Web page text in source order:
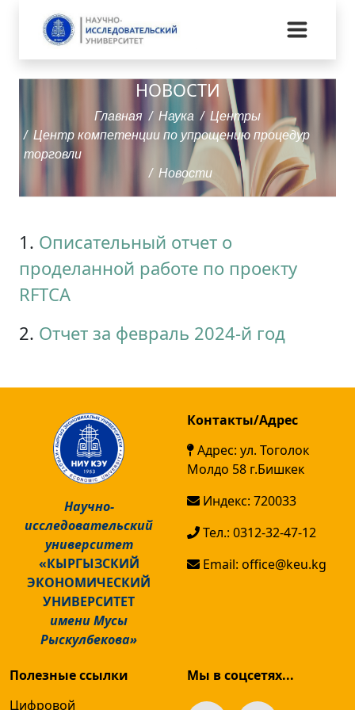
НОВОСТИ
Главная Наука
Центры
Центр компетенции по упрощению процедур
торговли
Новости
1. Описательный отчет о
проделанной работе по проекту
RFTCA
2. Отчет за февраль 2024-й год
Научно-
исследовательский
университет
«КЫРГЫЗСКИЙ
ЭКОНОМИЧЕСКИЙ
УНИВЕРСИТЕТ
имени Мусы
Рыскулбекова»
Контакты/Адрес
Адрес: ул. Тоголок
Молдо 58 г.Бишкек
Индекс: 720033
Тел.: 0312-32-47-12
Email: office@keu.kg
Полезные ссылки
Цифровой
Мы в соцсетях...